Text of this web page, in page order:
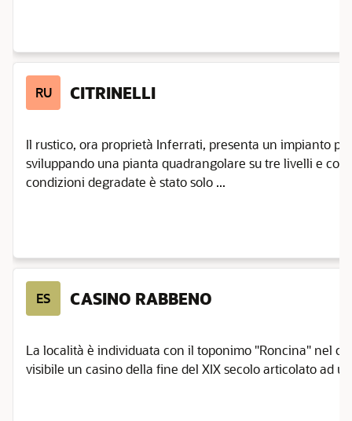
RU CITRINELLI
Il rustico, ora proprietà Inferrati, presenta un impianto
sviluppando una pianta quadrangolare su tre livelli e
condizioni degradate è stato solo ...
ES CASINO RABBENO
La località è individuata con il toponimo "Roncina" nel
visibile un casino della fine del XIX secolo articolato ad